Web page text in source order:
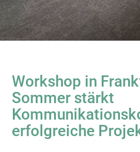
Workshop in
Sommer stärkt
erfolgreiche